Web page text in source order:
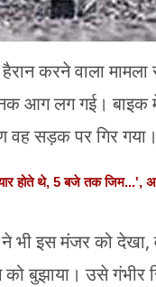
करने वाला
आग लग गई।
सड़क पर गिर
होते थे, 5 बजे तक जिम...',
इस मंजर को देखा,
बुझाया। उसे गंभीर